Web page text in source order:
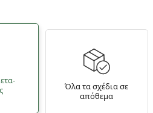
Όλα τα σχέδια σε
απόθεμα